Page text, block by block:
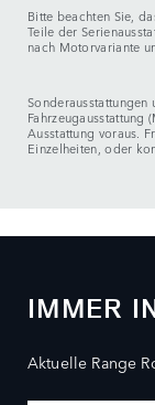
Bitte beachten Sie,
Teile der
nach Motorvariante
Ausstattung voraus.
Einzelheiten, oder
IMMER
Aktuelle Range